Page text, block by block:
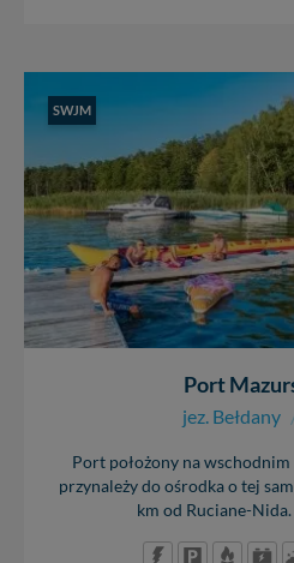
SWJM
Port
jez. Bełdany
Port położony na wschodnim
przynależy do ośrodka o tej
km od Ruciane-Nida.
W każdej chwili możesz:
danych, zażądać ich
zabronić ich przetwarzania.
zawsze jest możliwe
praw w odniesieniu do
cookies. Twoja przeglądarka
tych plików - w pewnych
zrobić za Ciebie.
Dziękujemy, i życzmy miłego
nowo...